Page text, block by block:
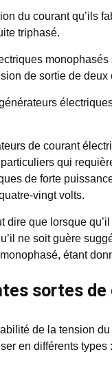
du courant qu’ils
triphasé.
de sortie de deux
de courant
qui
de forte
vingt volts.
dire que lorsque
ne soit guère
étant
sortes
de la tension
en différents types :